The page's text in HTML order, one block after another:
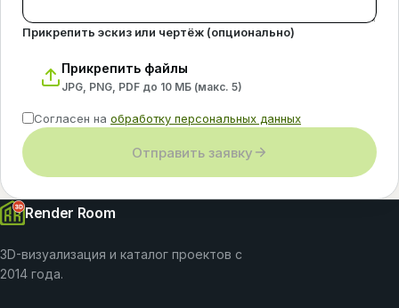
Прикрепить эскиз или чертёж (опционально)
Прикрепить файлы
JPG, PNG, PDF до 10 МБ (макс. 5)
Согласен на обработку персональных данных
Отправить заявку
Render Room
3D-визуализация и каталог проектов с
2014 года.